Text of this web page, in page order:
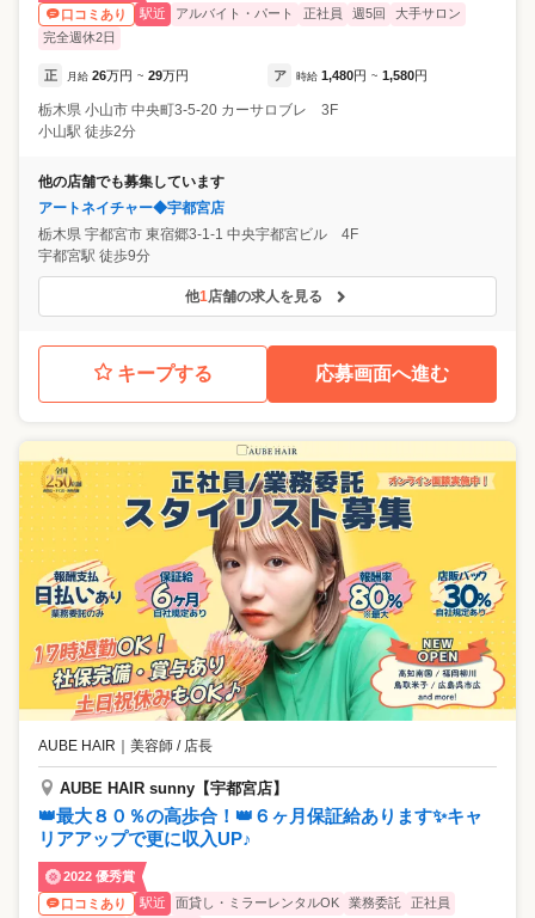
口コミあり
駅近 アルバイト・パート 正社員 週5回
大手サロン
完全週休2日
正 月給 26万円 ~ 29万円 ア 時給 1,480円 ~ 1,580円
栃木県 小山市 中央町3-5-20 カーサロブレ 3F
小山駅 徒歩2分
他の店舗でも募集しています
アートネイチャー◆宇都宮店
栃木県 宇都宮市 東宿郷3-1-1 中央宇都宮ビル 4F
宇都宮駅 徒歩9分
他1店舗の求人を見る
キープする 応募画面へ進む
AUBE HAIR 美容師 / 店長
AUBE HAIR sunny【宇都宮店】
👑最大８０％の高歩合！👑６ヶ月保証給あります✨キャ
リアアップで更に収入UP♪
2022 優秀賞
口コミあり
駅近 面貸し・ミラーレンタルOK 業務委託
正社員